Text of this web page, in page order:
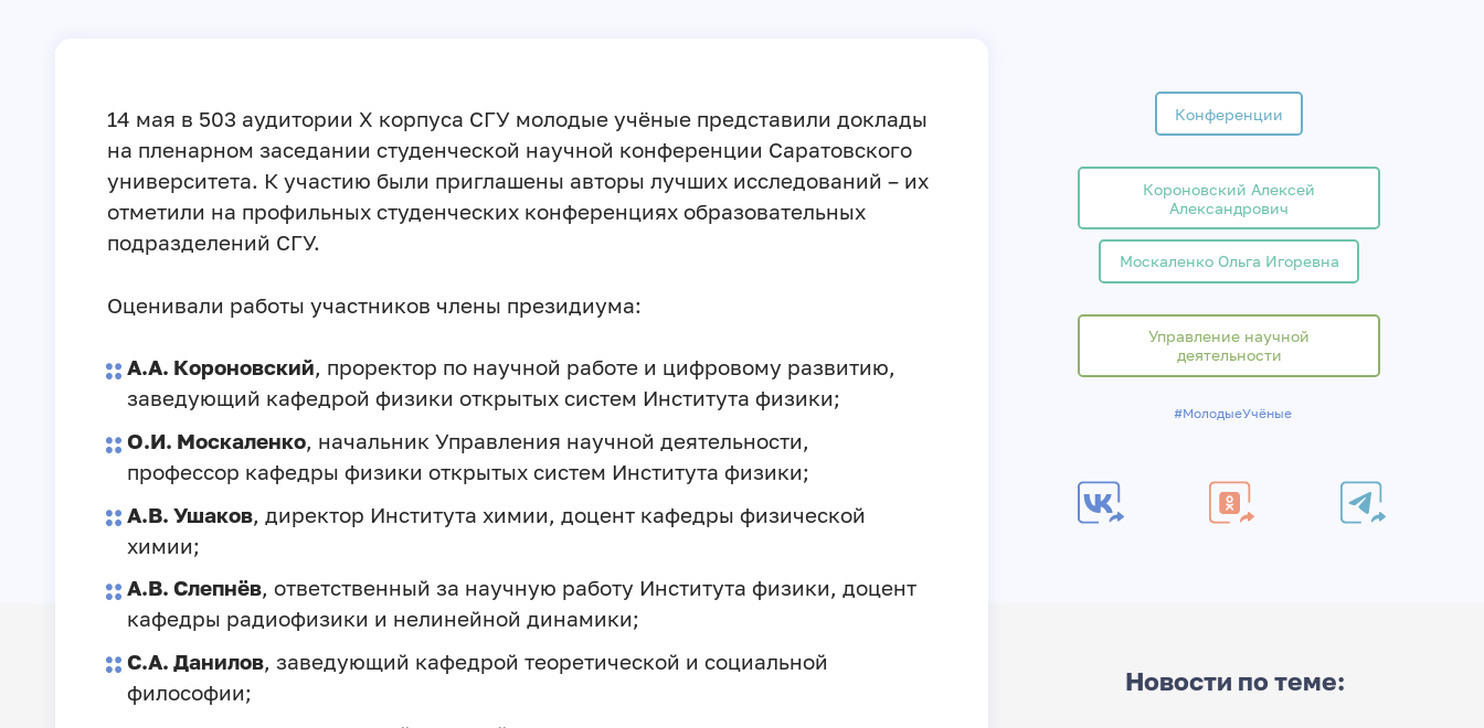
14 мая в 503 аудитории X корпуса СГУ молодые учёные представили доклады
на пленарном заседании студенческой научной конференции Саратовского
университета. К участию были приглашены авторы лучших исследований – их
отметили на профильных студенческих конференциях образовательных
подразделений СГУ.
Оценивали работы участников члены президиума:
А.А. Короновский, проректор по научной работе и цифровому развитию,
заведующий кафедрой физики открытых систем Института физики;
О.И. Москаленко, начальник Управления научной деятельности,
профессор кафедры физики открытых систем Института физики;
А.В. Ушаков , директор Института химии, доцент кафедры физической
химии;
А.В. Слепнёв, ответственный за научную работу Института физики, доцент
кафедры радиофизики и нелинейной динамики;
С.А. Данилов, заведующий кафедрой теоретической и социальной
философии;
Конференции
Короновский Алексей
Александрович
Москаленко Ольга Игоревна
Управление научной
деятельности
#МолодыеУчёные
Новости по теме: